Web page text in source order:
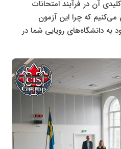
آن در فرآیند امتحانات
که چرا این آزمون
به دانشگاه‌های رویایی شما در